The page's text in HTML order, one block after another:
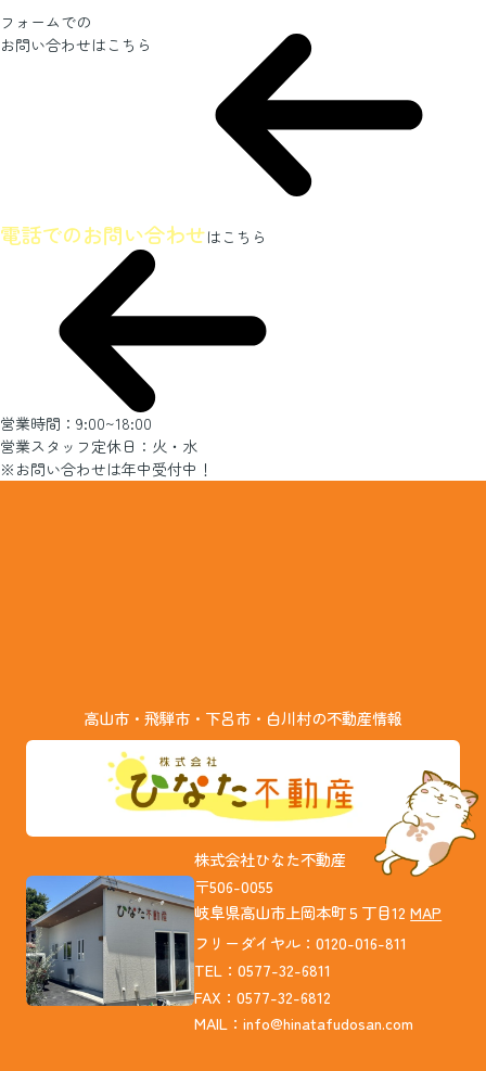
フォームでの
お問い合わせはこちら
電話でのお問い合わせはこちら
営業時間：9:00~18:00
営業スタッフ定休日：火・水
※お問い合わせは年中受付中！
高山市・飛騨市・下呂市・白川村の不動産情報
株式会社ひなた不動産
〒506-0055
岐阜県高山市上岡本町５丁目12MAP
フリーダイヤル：0120-016-811
TEL：0577-32-6811
FAX：0577-32-6812
MAIL：info@hinatafudosan.com